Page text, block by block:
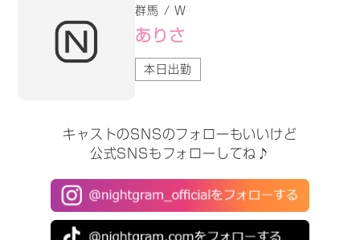
群馬 / W
ありさ
本日出勤
キャストのSNSのフォローもいいけど
公式SNSもフォローしてね♪